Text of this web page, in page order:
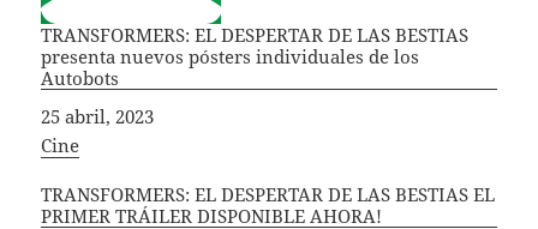
TRANSFORMERS: EL DESPERTAR DE LAS BESTIAS
presenta nuevos pósters individuales de los
Autobots
Fecha
25 abril, 2023
In relation to
Cine
TRANSFORMERS: EL DESPERTAR DE LAS BESTIAS EL
PRIMER TRÁILER DISPONIBLE AHORA!